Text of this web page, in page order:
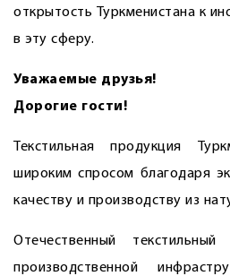
открытость Туркменистана к
в эту сферу.
Уважаемые друзья!
Дорогие гости!
Текстильная продукция
широким спросом благодаря
качеству и производству из
Отечественный
производственной